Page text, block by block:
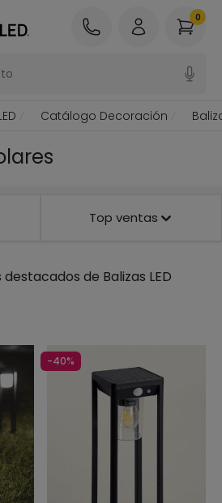
0
Catálogo Decoración
Top ventas
de Balizas LED
-40%